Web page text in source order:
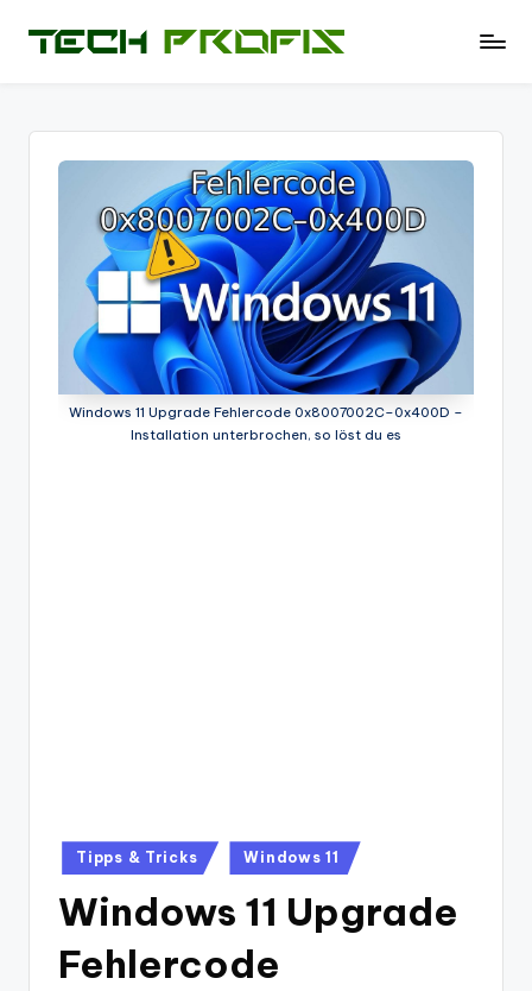
Hardware
Software
Test
Windows 11 Upgrade Fehlercode 0x8007002C–0x400D –
Installation unterbrochen, so löst du es
Posted
in
Tipps & Tricks Windows 11
Windows 11 Upgrade
Fehlercode